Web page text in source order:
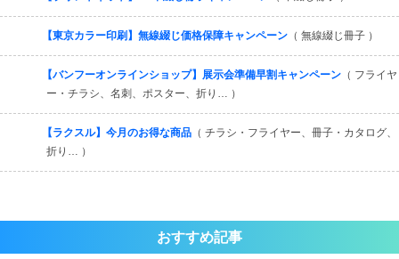
【東京カラー印刷】無線綴じ価格保障キャンペーン （ 無線綴じ冊子 ）
【バンフーオンラインショップ】展示会準備早割キャンペーン （ フライヤ
ー・チラシ、名刺、ポスター、折り… ）
【ラクスル】今月のお得な商品 （ チラシ・フライヤー、冊子・カタログ、
折り… ）
おすすめ記事